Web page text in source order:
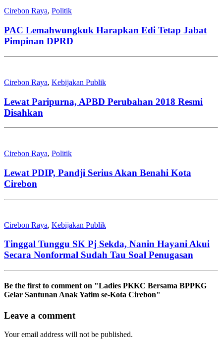
Cirebon Raya, Politik
PAC Lemahwungkuk Harapkan Edi Tetap Jabat
Pimpinan DPRD
Cirebon Raya, Kebijakan Publik
Lewat Paripurna, APBD Perubahan 2018 Resmi
Disahkan
Cirebon Raya, Politik
Lewat PDIP, Pandji Serius Akan Benahi Kota
Cirebon
Cirebon Raya, Kebijakan Publik
Tinggal Tunggu SK Pj Sekda, Nanin Hayani Akui
Secara Nonformal Sudah Tau Soal Penugasan
Be the first to comment on "Ladies PKKC Bersama BPPKG
Gelar Santunan Anak Yatim se-Kota Cirebon"
Leave a comment
Your email address will not be published.